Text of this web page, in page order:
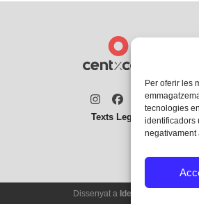
Per oferir les
tecnologies
identificadors
negativament
Instagram
Facebook
Twitter
Texts Legals
Dissenyat a Ideograma